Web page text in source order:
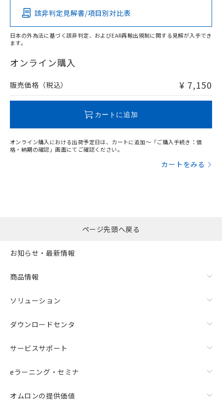
O
在庫等で未対応品が混在する可能性があります。
問い合わせください。
該非判定見解書/項目別対比表
日本の外為法に基づく該非判定、およびEAR再輸出規制に関する見解が入手でき
ます。
オンライン購入
販売価格（税込） ¥ 7,150
カートに追加
オンライン購入における出荷予定日は、カートに追加～「ご購入手続き：価
格・納期の確認」画面にてご確認ください。
カートをみる
ページ先頭へ戻る
お知らせ・最新情報
商品情報
ソリューション
ダウンロードセンタ
サービスサポート
eラーニング・セミナ
オムロンの提供価値